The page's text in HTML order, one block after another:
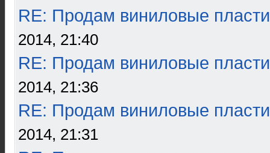
RE: Продам виниловые
2014, 21:40
RE: Продам виниловые
2014, 21:36
RE: Продам виниловые
2014, 21:31